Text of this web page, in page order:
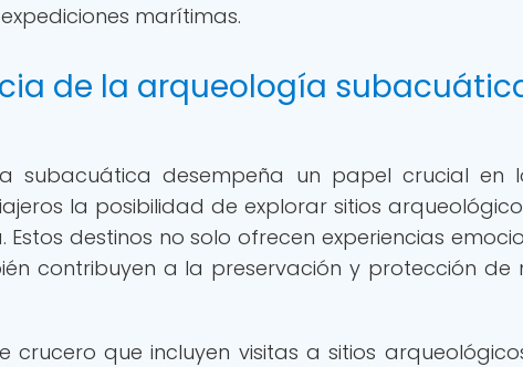
marítimas.
de la arqueología
subacuática desempeña un papel crucial en
la posibilidad de explorar sitios
Estos destinos no solo ofrecen experiencias
contribuyen a la preservación y protección de
crucero que incluyen visitas a sitios